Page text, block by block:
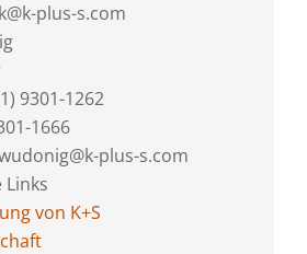
plus-s.com
9301-1262
1666
plus-s.com
von K+S